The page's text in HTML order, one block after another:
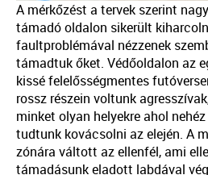
A mérkőzést a tervek szerint
támadó oldalon sikerült
faultproblémával nézzenek
támadtuk őket. Védőoldalon az
kissé felelősségmentes
rossz részein voltunk
minket olyan helyekre ahol
tudtunk kovácsolni az elején. A
zónára váltott az ellenfél, ami
támadásunk eladott labdával